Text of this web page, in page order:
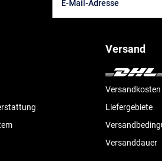
Versand
Versandkosten
Liefergebiete
Versanddauer